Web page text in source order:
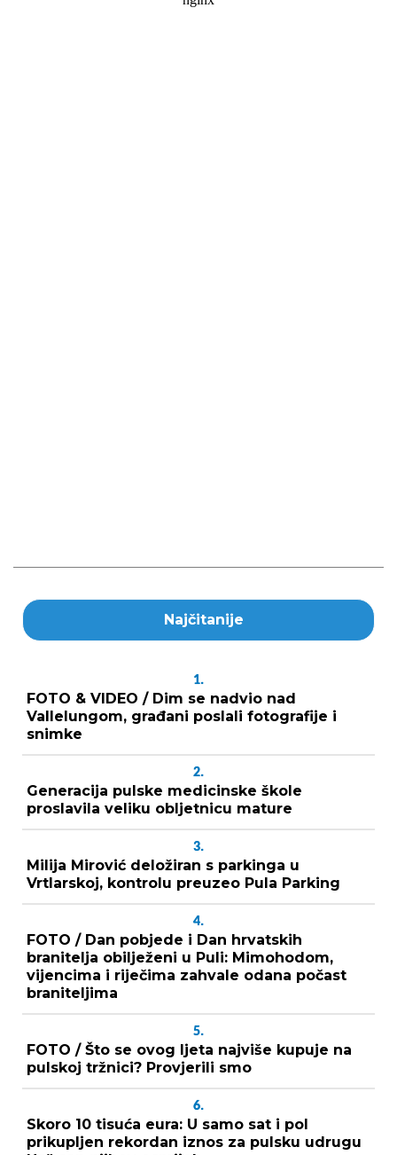
Najčitanije
1.
FOTO & VIDEO / Dim se nadvio nad
Vallelungom, građani poslali fotografije i
snimke
2.
Generacija pulske medicinske škole
proslavila veliku obljetnicu mature
3.
Milija Mirović deložiran s parkinga u
Vrtlarskoj, kontrolu preuzeo Pula Parking
4.
FOTO / Dan pobjede i Dan hrvatskih
branitelja obilježeni u Puli: Mimohodom,
vijencima i riječima zahvale odana počast
braniteljima
5.
FOTO / Što se ovog ljeta najviše kupuje na
pulskoj tržnici? Provjerili smo
6.
Skoro 10 tisuća eura: U samo sat i pol
prikupljen rekordan iznos za pulsku udrugu